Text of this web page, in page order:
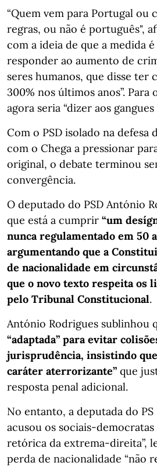
“Quem vem para Portugal ou
regras, ou não é português",
com a ideia de que a medida
responder ao aumento de
seres humanos, que disse ter
300% nos últimos anos”. Para
agora seria “dizer aos
Com o PSD isolado na defesa
com o Chega a pressionar
original, o debate terminou
convergência.
O deputado do PSD António
que está a cumprir “um
nunca regulamentado em 50
argumentando que a
de nacionalidade em
que o novo texto respeita os
pelo Tribunal Constitucional.
António Rodrigues sublinhou
“adaptada” para evitar
jurisprudência, insistindo
caráter aterrorizante” que
resposta penal adicional.
No entanto, a deputada do
acusou os
retórica da extrema‑direita”,
perda de nacionalidade “não